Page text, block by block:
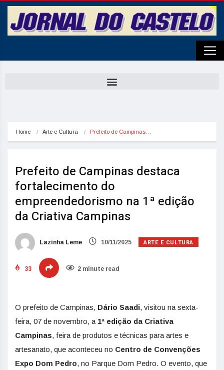
Home Arte e Cultura Prefeito de Campinas…
Prefeito de Campinas destaca
fortalecimento do
empreendedorismo na 1ª edição
da Criativa Campinas
Lazinha Leme 10/11/2025 ARTE E CULTURA
33 2 minute read
O prefeito de Campinas, Dário Saadi, visitou na sexta-
feira, 07 de novembro, a 1ª edição da Criativa
Campinas, feira de produtos e técnicas para artes e
artesanato, que aconteceu no Centro de Convenções
Expo Dom Pedro, no Parque Dom Pedro. O evento, que